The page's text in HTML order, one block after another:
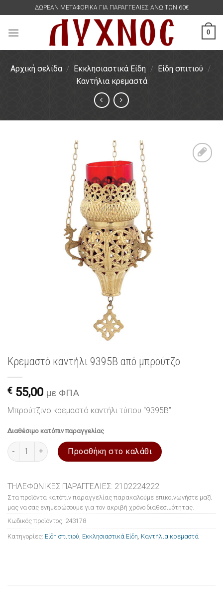
content
ΔΩΡΕΑΝ ΜΕΤΑΦΟΡΙΚΑ ΓΙΑ ΠΑΡΑΓΓΕΛΙΕΣ ΑΝΩ ΤΩΝ 60€
0
Αρχική σελίδα / Εκκλησιαστικά Είδη / Είδη σπιτιού /
Καντήλια κρεμαστά
Κρεμαστό καντήλι 9395B από μπρούτζο
€ 55,00 με ΦΠΑ
Μπρούτζινο κρεμαστό καντήλι τύπου “9395B”
Διαθέσιμο κατόπιν παραγγελίας
Κρεμαστό καντήλι 9395B από μπρούτζο ποσότητα
Προσθήκη στο καλάθι
ΤΗΛΕΦΩΝΙΚΕΣ ΠΑΡΑΓΓΕΛΙΕΣ: 2102224222
Στα προϊόντα κατόπιν παραγγελίας παρακαλούμε επικοινωνήστε μαζί
μας να σας ενημερώσουμε για τον ακριβή χρόνο διαθεσιμότητας.
Κωδικός προϊόντος: 243178
Κατηγορίες: Είδη σπιτιού Εκκλησιαστικά Είδη Καντήλια κρεμαστά